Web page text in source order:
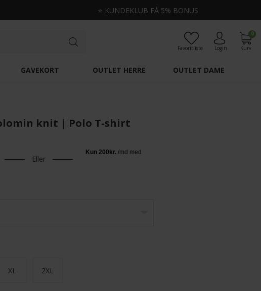
⭐ KUNDEKLUB FÅ 5% BONUS
Kurv
0
Login
Favoritliste
GAVEKORT OUTLET HERRE OUTLET DAME
knit | Polo T-shirt
Eller
XL 2XL